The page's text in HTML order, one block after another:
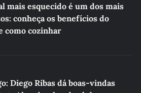
mais esquecido é um dos mais
conheça os benefícios do
como cozinhar
Diego Ribas dá boas-vindas